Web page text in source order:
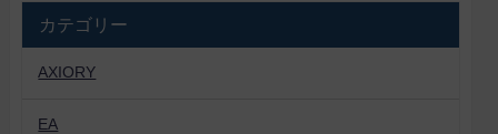
カテゴリー
AXIORY
EA